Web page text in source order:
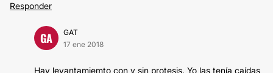
Responder
GA
GAT
17 ene 2018
Hay levantamiemto con y sin protesis. Yo las tenía caídas